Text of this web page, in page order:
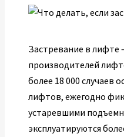
Застревание в лифте
производителей
более 18 000 случаев
лифтов, ежегодно
устаревшими
эксплуатируются